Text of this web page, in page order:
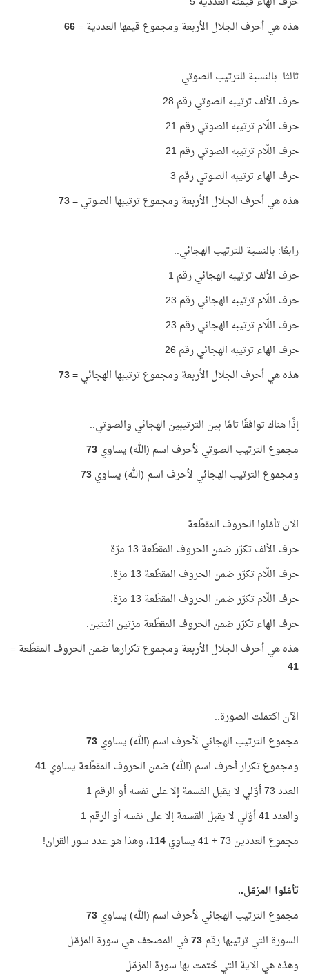
هذه هي أحرف الجلال الأربعة ومجموع قيمها العددية =66
ثالثا: بالنسبة للترتيب الصوتي..
حرف الألف ترتيبه الصوتي رقم 28
حرف اللّام ترتيبه الصوتي رقم 21
حرف اللّام ترتيبه الصوتي رقم 21
حرف الهاء ترتيبه الصوتي رقم 3
هذه هي أحرف الجلال الأربعة ومجموع ترتيبها الصوتي =73
رابعًا: بالنسبة للترتيب الهجائي..
حرف الألف ترتيبه الهجائي رقم 1
حرف اللّام ترتيبه الهجائي رقم 23
حرف اللّام ترتيبه الهجائي رقم 23
حرف الهاء ترتيبه الهجائي رقم 26
هذه هي أحرف الجلال الأربعة ومجموع ترتيبها الهجائي =73
إذًا هناك توافقًا تامًا بين الترتيبين الهجائي والصوتي..
مجموع الترتيب الصوتي لأحرف اسم (الله) يساوي73
ومجموع الترتيب الهجائي لأحرف اسم (الله) يساوي73
الآن تأمّلوا الحروف المقطّعة..
حرف الألف تكرّر ضمن الحروف المقطّعة 13 مرّة.
حرف اللّام تكرّر ضمن الحروف المقطّعة 13 مرّة.
حرف اللّام تكرّر ضمن الحروف المقطّعة 13 مرّة.
حرف الهاء تكرّر ضمن الحروف المقطّعة مرّتين اثنتين.
هذه هي أحرف الجلال الأربعة ومجموع تكرارها ضمن الحروف المقطّعة =
41
الآن اكتملت الصورة..
مجموع الترتيب الهجائي لأحرف اسم (الله) يساوي73
ومجموع تكرار أحرف اسم (الله) ضمن الحروف المقطّعة يساوي41
العدد 73 أوّلي لا يقبل القسمة إلا على نفسه أو الرقم 1
والعدد 41 أوّلي لا يقبل القسمة إلا على نفسه أو الرقم 1
مجموع العددين 73 + 41 يساوي
114، وهذا هو عدد سور القرآن!
تأمّلوا المزمّل..
مجموع الترتيب الهجائي لأحرف اسم (الله) يساوي73
السورة التي ترتيبها رقم73في المصحف هي سورة المزمّل..
وهذه هي الآية التي خُتمت بها سورة المزمّل..